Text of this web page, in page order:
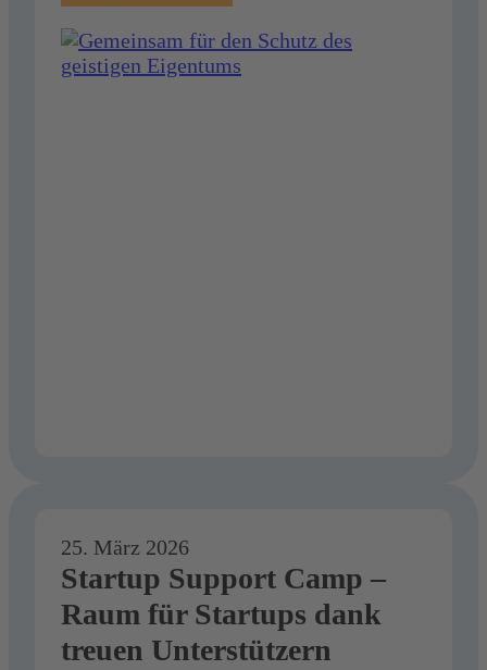
den
Schutz
25. März 2026
Startup Support Camp –
Raum für Startups dank
treuen Unterstützern